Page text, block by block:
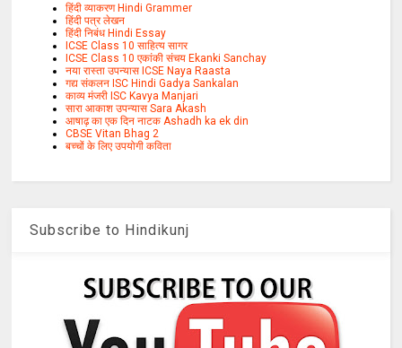
हिंदी व्याकरण Hindi Grammer
हिंदी पत्र लेखन
हिंदी निबंध Hindi Essay
ICSE Class 10 साहित्य सागर
ICSE Class 10 एकांकी संचय Ekanki Sanchay
नया रास्ता उपन्यास ICSE Naya Raasta
गद्य संकलन ISC Hindi Gadya Sankalan
काव्य मंजरी ISC Kavya Manjari
सारा आकाश उपन्यास Sara Akash
आषाढ़ का एक दिन नाटक Ashadh ka ek din
CBSE Vitan Bhag 2
बच्चों के लिए उपयोगी कविता
Subscribe to Hindikunj